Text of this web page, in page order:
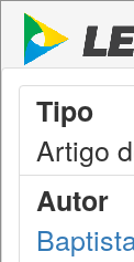
Tipo
Artigo
Autor